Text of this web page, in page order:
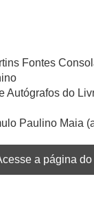
Fontes
Autógrafos do
Paulino Maia
a página do